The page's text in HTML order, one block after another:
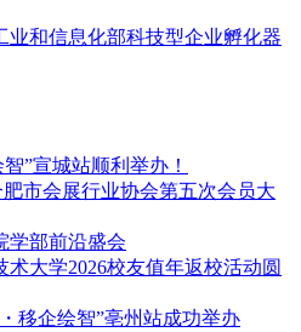
业和信息化部科技型企业孵化器
”宣城站顺利举办！
市会展行业协会第五次会员大
学部前沿盛会
大学2026校友值年返校活动圆
移企绘智”亳州站成功举办